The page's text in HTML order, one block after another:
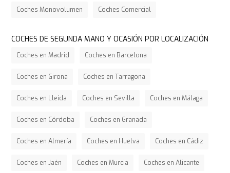
Coches Monovolumen Coches Comercial
COCHES DE SEGUNDA MANO Y OCASIÓN POR LOCALIZACIÓN
Coches en Madrid Coches en Barcelona
Coches en Girona Coches en Tarragona
Coches en Lleida Coches en Sevilla Coches en Málaga
Coches en Córdoba Coches en Granada
Coches en Almería Coches en Huelva Coches en Cádiz
Coches en Jaén Coches en Murcia Coches en Alicante